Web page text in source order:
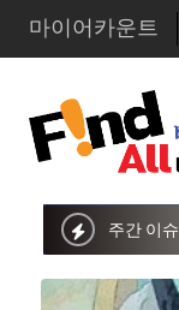
마이어카운트
주간 이슈